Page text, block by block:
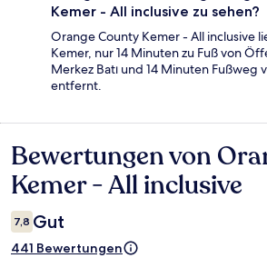
Kemer - All inclusive zu sehen?
Orange County Kemer - All inclusive
Kemer, nur 14 Minuten zu Fuß von
Merkez Batı und 14 Minuten Fußweg
entfernt.
Bewertungen
Bewertungen von
Kemer - All inclusive
7,8 Gut
441 Bewertungen